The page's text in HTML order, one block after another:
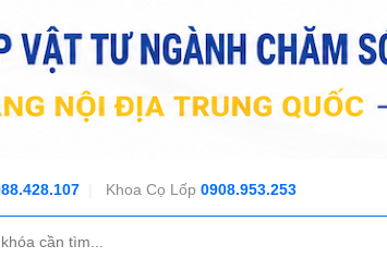
| Khoa Cọ Lốp 0908.953.253